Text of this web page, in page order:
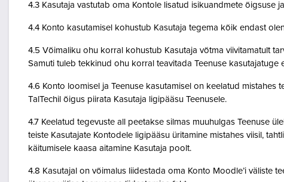
4.3 Kasutaja vastutab oma Kontole lisatud isikuandmete õigsuse
4.4 Konto kasutamisel kohustub Kasutaja tegema kõik endast
4.5 Võimaliku ohu korral kohustub Kasutaja võtma viivitamatult
Samuti tuleb tekkinud ohu korral teavitada Teenuse kasutajatuge
4.6 Konto loomisel ja Teenuse kasutamisel on keelatud mistahes
TalTechil õigus piirata Kasutaja ligipääsu Teenusele.
4.7 Keelatud tegevuste all peetakse silmas muuhulgas Teenuse
teiste Kasutajate Kontodele ligipääsu üritamine mistahes viisil,
käitumisele kaasa aitamine Kasutaja poolt.
4.8 Kasutajal on võimalus liidestada oma Konto Moodle’i väliste